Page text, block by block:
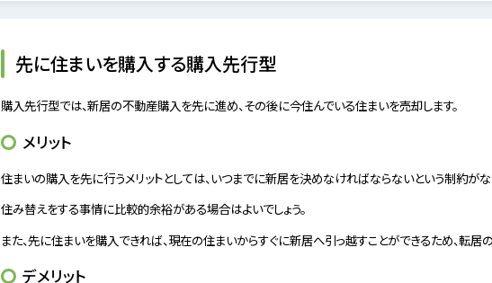
先に住まいを購入する購入先行型
購入先行型では、新居の不動産購入を先に進め、その後に今住んでいる住まいを売却します。
メリット
住まいの購入を先に行うメリットとしては、いつまでに新居を決めなければならないという制約が
住み替えをする事情に比較的余裕がある場合はよいでしょう。
また、先に住まいを購入できれば、現在の住まいからすぐに新居へ引っ越すことができるため、転居
デメリット